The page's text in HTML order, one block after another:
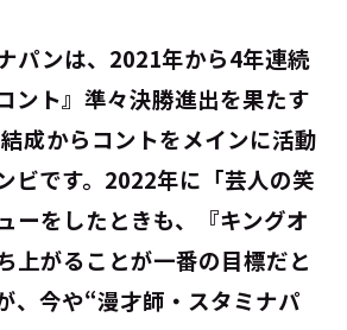
ナパンは、2021年から4年連続
ント』準々決勝進出を果たす
成からコントをメインに活動
ビです。2022年に「芸人の笑
ーをしたときも、『キングオ
上がることが一番の目標だと
、今や“漫才師・スタミナパ